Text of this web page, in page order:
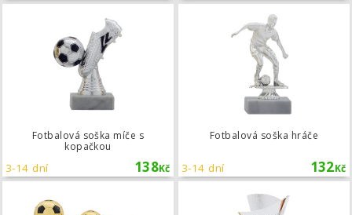
Fotbalová soška míče s
kopačkou
138Kč
3-14 dní
Fotbalová soška hráče
132Kč
3-14 dní